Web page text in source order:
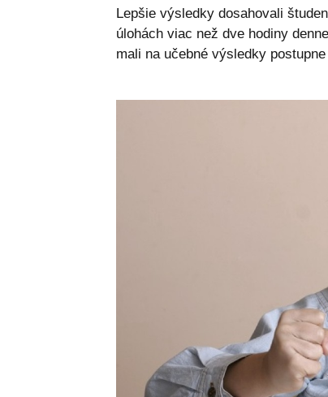
Lepšie výsledky dosahovali
úlohách viac než dve hodiny
mali na učebné výsledky